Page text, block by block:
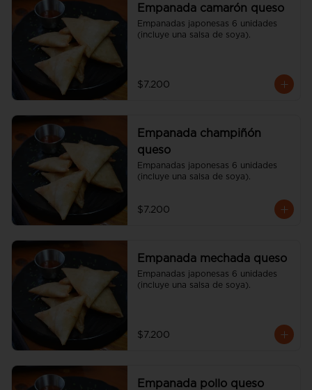
Empanada camarón queso
Empanadas japonesas 6 unidades
(incluye una salsa de soya).
$7.200
Empanada champiñón
queso
Empanadas japonesas 6 unidades
(incluye una salsa de soya).
$7.200
Empanada mechada queso
Empanadas japonesas 6 unidades
(incluye una salsa de soya).
$7.200
Empanada pollo queso